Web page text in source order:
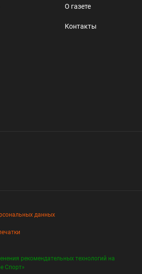
О газете
Контакты
данных
рекомендательных технологий на
Спорт»